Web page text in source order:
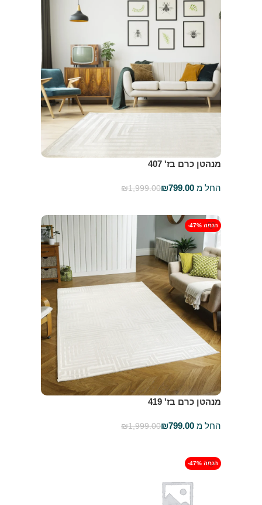
מנהטן כרם בז' 407
החל מ ₪799.00
₪1,999.00
-47% הנחה
מנהטן כרם בז' 419
החל מ ₪799.00
₪1,999.00
-47% הנחה